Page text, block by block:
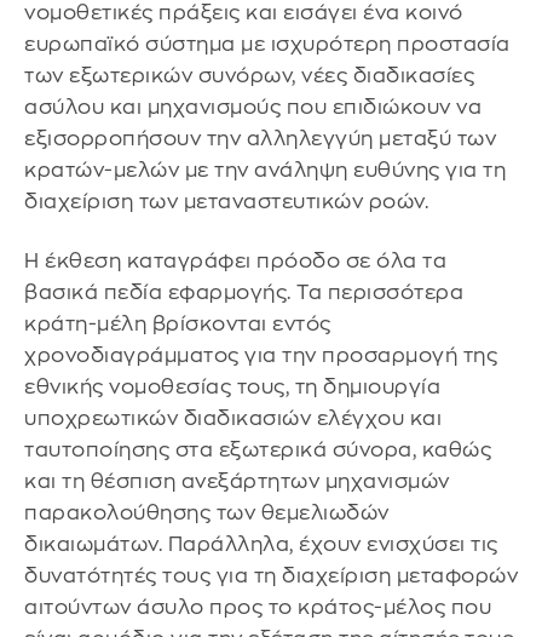
νομοθετικές πράξεις και εισάγει ένα κοινό
ευρωπαϊκό σύστημα με ισχυρότερη προστασία
των εξωτερικών συνόρων, νέες διαδικασίες
ασύλου και μηχανισμούς που επιδιώκουν να
εξισορροπήσουν την αλληλεγγύη μεταξύ των
κρατών-μελών με την ανάληψη ευθύνης για τη
διαχείριση των μεταναστευτικών ροών.
Η έκθεση καταγράφει πρόοδο σε όλα τα
βασικά πεδία εφαρμογής. Τα περισσότερα
κράτη-μέλη βρίσκονται εντός
χρονοδιαγράμματος για την προσαρμογή της
εθνικής νομοθεσίας τους, τη δημιουργία
υποχρεωτικών διαδικασιών ελέγχου και
ταυτοποίησης στα εξωτερικά σύνορα, καθώς
και τη θέσπιση ανεξάρτητων μηχανισμών
παρακολούθησης των θεμελιωδών
δικαιωμάτων. Παράλληλα, έχουν ενισχύσει τις
δυνατότητές τους για τη διαχείριση μεταφορών
αιτούντων άσυλο προς το κράτος-μέλος που